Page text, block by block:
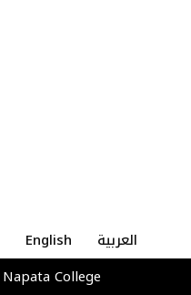
English
العربية
Napata College